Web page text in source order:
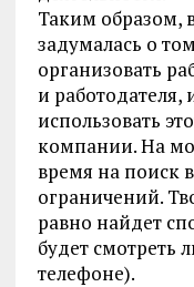
Таким образом,
задумалась о
организовать
и работодателя,
использовать
компании. На
время на поиск
ограничений.
равно найдет
будет смотреть
телефоне).